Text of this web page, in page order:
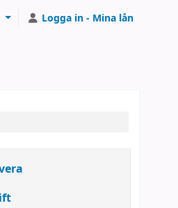
Logga in - Mina lån